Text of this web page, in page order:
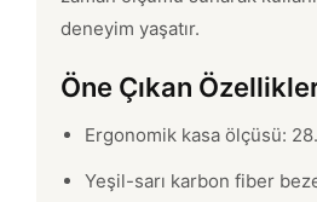
deneyim yaşatır.
Öne Çıkan
Ergonomik kasa ölçüsü:
Yeşil-sarı karbon fiber